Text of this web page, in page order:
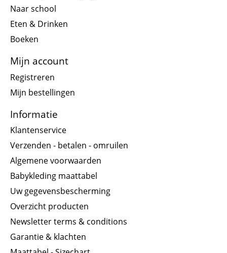
Naar school
Eten & Drinken
Boeken
Mijn account
Registreren
Mijn bestellingen
Informatie
Klantenservice
Verzenden - betalen - omruilen
Algemene voorwaarden
Babykleding maattabel
Uw gegevensbescherming
Overzicht producten
Newsletter terms & conditions
Garantie & klachten